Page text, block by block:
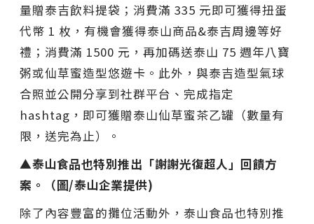
量贈泰吉飲料提袋；消費滿 335 元即可獲得扭蛋
代幣 1 枚，有機會獲得泰山商品&泰吉周邊等好
禮；消費滿 1500 元，再加碼送泰山 75 週年八寶
粥或仙草蜜造型悠遊卡。此外，與泰吉造型氣球
合照並公開分享到社群平台、完成指定
hashtag，即可獲贈泰山仙草蜜茶乙罐（數量有
限，送完為止）。
▲泰山食品也特別推出「謝謝光復超人」回饋方
案。（圖/泰山企業提供)
除了內容豐富的攤位活動外，泰山食品也特別推